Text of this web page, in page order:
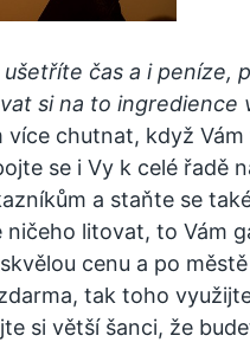
čas a i peníze,
si na to ingredience
více chutnat, když
se i Vy k celé řadě
a staňte se
litovat, to Vám
cenu a po
tak toho
si větší šanci, že